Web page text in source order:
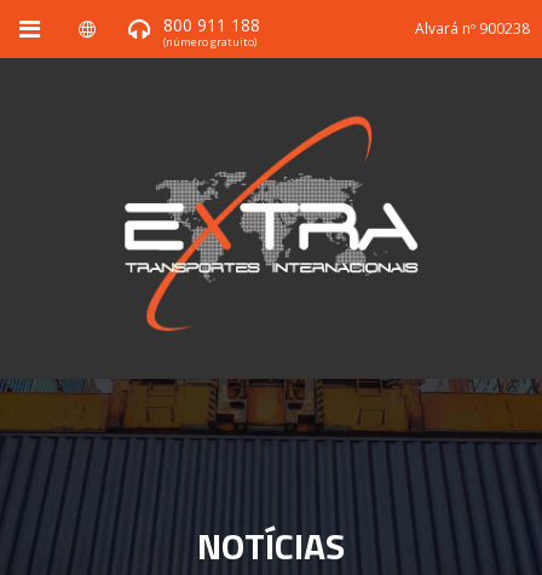
800 911 188
(número gratuito)
Alvará nº 900238
NOTÍCIAS